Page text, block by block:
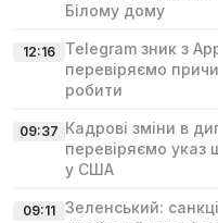
Білому дому
12:16
Telegram зник з
перевіряємо
робити
09:37 Кадрові зміни в
перевіряємо указ
у США
09:11 Зеленський: